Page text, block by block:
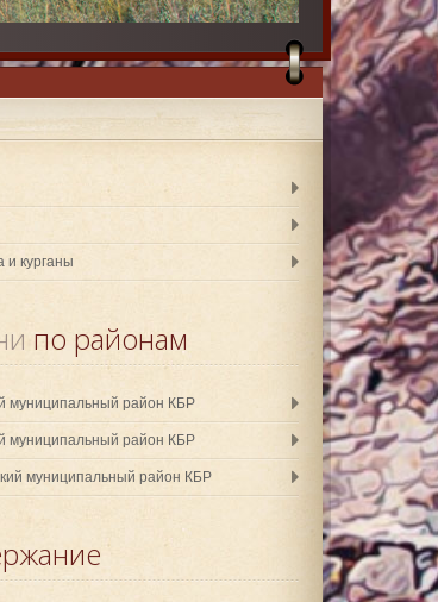
и курганы
по районам
муниципальный район КБР
муниципальный район КБР
муниципальный район КБР